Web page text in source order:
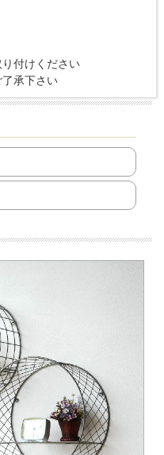
付けください
承下さい